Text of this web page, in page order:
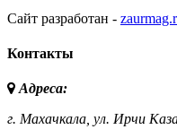
Сайт разработан -
Контакты
Адреса:
г. Махачкала, ул. Ирчи